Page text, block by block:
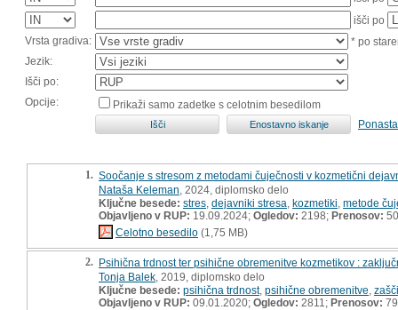
išči po
Vrsta gradiva:
* po
Jezik:
Išči po:
Opcije:
Prikaži samo zadetke s celotnim besedilom
1. Soočanje s stresom z metodami čuječnosti v kozmetični
Nataša Keleman , 2024, diplomsko delo
Ključne besede: stres dejavniki stresa kozmetiki metode
Objavljeno v RUP: 19.09.2024; Ogledov: 2198; Prenosov: 50
Celotno besedilo (1,75 MB)
2. Psihična trdnost ter psihične obremenitve kozmetikov :
Tonja Balek , 2019, diplomsko delo
Ključne besede: psihična trdnost, psihične obremenitve
Objavljeno v RUP: 09.01.2020; Ogledov: 2811; Prenosov: 79